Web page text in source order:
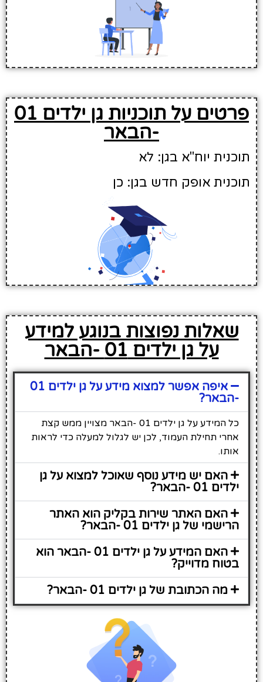
פרטים על תוכניות גן ילדים 01
-הבאר
תוכנית יוח"א בגן: לא
תוכנית אופק חדש בגן: כן
שאלות נפוצות בנוגע למידע
על גן ילדים 01 -הבאר
איפה אפשר למצוא מידע על גן ילדים 01
-הבאר?
כל המידע על גן ילדים 01 -הבאר מצויין ממש קצת
אחרי תחילת העמוד, לכן יש לגלול למעלה כדי לראות
אותו.
האם יש מידע נוסף שאוכל למצוא על גן
ילדים 01 -הבאר?
האם האתר שירות בקליק הוא האתר
הרישמי של גן ילדים 01 -הבאר?
האם המידע על גן ילדים 01 -הבאר הוא
בטוח מדוייק?
מה הכתובת של גן ילדים 01 -הבאר?